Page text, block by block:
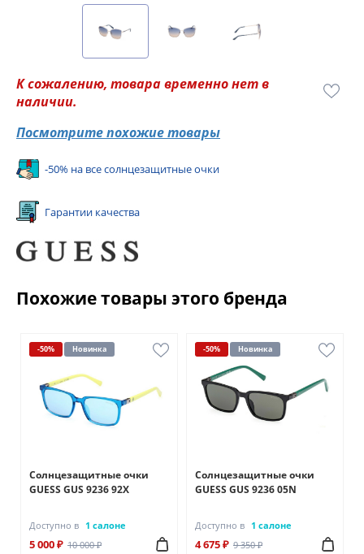
К сожалению, товара временно нет в
наличии.
Посмотрите похожие товары
-50% на все солнцезащитные очки
Гарантии качества
Похожие товары этого бренда
-50% Новинка
Солнцезащитные очки
GUESS GUS 9236 92X
Доступно в 1 салоне
5 000 ₽ 10 000 ₽
-50% Новинка
Солнцезащитные очки
GUESS GUS 9236 05N
Доступно в 1 салоне
4 675 ₽ 9 350 ₽